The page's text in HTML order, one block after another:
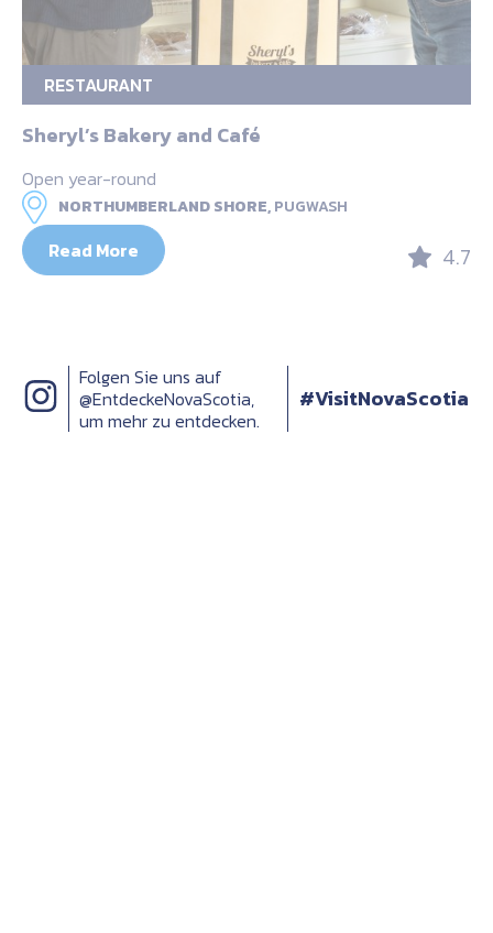
RESTAURANT
Sheryl’s Bakery and Café
Open year-round
NORTHUMBERLAND SHORE,PUGWASH
Read More 4.7
Folgen Sie uns auf
@EntdeckeNovaScotia,
um mehr zu entdecken.
#VisitNovaScotia